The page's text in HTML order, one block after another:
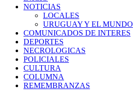
NOTICIAS
LOCALES
URUGUAY Y EL MUNDO
COMUNICADOS DE INTERES
DEPORTES
NECROLOGICAS
POLICIALES
CULTURA
COLUMNA
REMEMBRANZAS